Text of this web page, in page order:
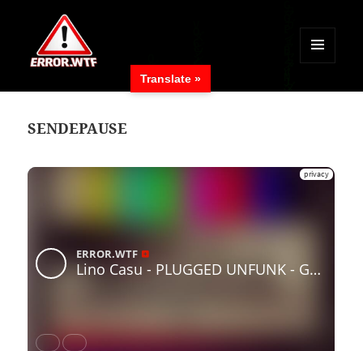
MENÜ
WIDGETS
SENDEPAUSE
Translate »